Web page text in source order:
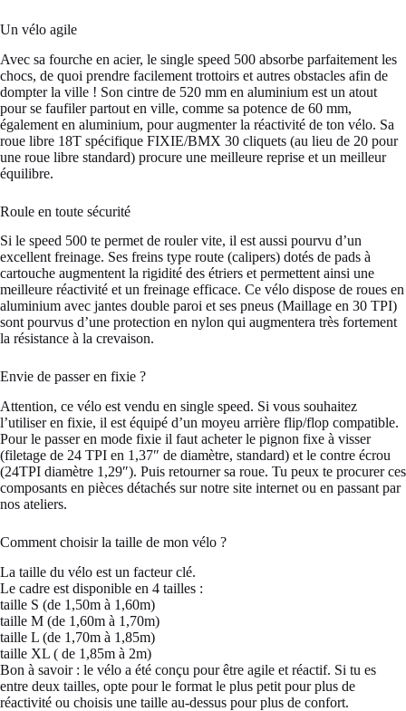
Un vélo agile
Avec sa fourche en acier, le single speed 500 absorbe parfaitement les
chocs, de quoi prendre facilement trottoirs et autres obstacles afin de
dompter la ville ! Son cintre de 520 mm en aluminium est un atout
pour se faufiler partout en ville, comme sa potence de 60 mm,
également en aluminium, pour augmenter la réactivité de ton vélo. Sa
roue libre 18T spécifique FIXIE/BMX 30 cliquets (au lieu de 20 pour
une roue libre standard) procure une meilleure reprise et un meilleur
équilibre.
Roule en toute sécurité
Si le speed 500 te permet de rouler vite, il est aussi pourvu d’un
excellent freinage. Ses freins type route (calipers) dotés de pads à
cartouche augmentent la rigidité des étriers et permettent ainsi une
meilleure réactivité et un freinage efficace. Ce vélo dispose de roues en
aluminium avec jantes double paroi et ses pneus (Maillage en 30 TPI)
sont pourvus d’une protection en nylon qui augmentera très fortement
la résistance à la crevaison.
Envie de passer en fixie ?
Attention, ce vélo est vendu en single speed. Si vous souhaitez
l’utiliser en fixie, il est équipé d’un moyeu arrière flip/flop compatible.
Pour le passer en mode fixie il faut acheter le pignon fixe à visser
(filetage de 24 TPI en 1,37″ de diamètre, standard) et le contre écrou
(24TPI diamètre 1,29″). Puis retourner sa roue. Tu peux te procurer ces
composants en pièces détachés sur notre site internet ou en passant par
nos ateliers.
Comment choisir la taille de mon vélo ?
La taille du vélo est un facteur clé.
Le cadre est disponible en 4 tailles :
taille S (de 1,50m à 1,60m)
taille M (de 1,60m à 1,70m)
taille L (de 1,70m à 1,85m)
taille XL ( de 1,85m à 2m)
Bon à savoir : le vélo a été conçu pour être agile et réactif. Si tu es
entre deux tailles, opte pour le format le plus petit pour plus de
réactivité ou choisis une taille au-dessus pour plus de confort.